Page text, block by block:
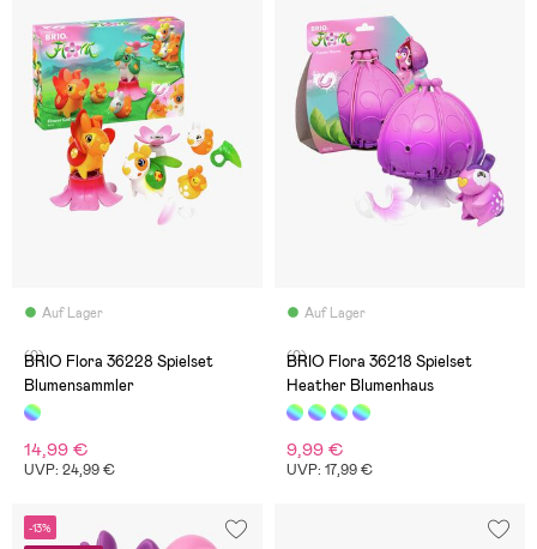
Auf Lager
(0)
BRIO Flora 36228 Spielset
Blumensammler
14,99 €
UVP: 24,99 €
Auf Lager
(0)
BRIO Flora 36218 Spielset
Heather Blumenhaus
9,99 €
UVP: 17,99 €
-13%